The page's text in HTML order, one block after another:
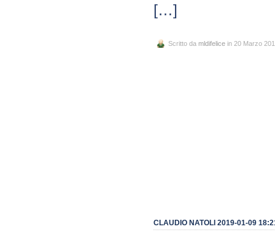
[…]
Scritto da mldifelice in 20 Marzo
CLAUDIO NATOLI 2019-01-09